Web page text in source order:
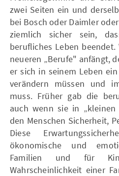
zwei Seiten ein und
bei Bosch oder Daimler
ziemlich sicher sein,
berufliches Leben
neueren „Berufe" anfängt,
er sich in seinem Leben
verändern müssen und
muss. Früher gab die
auch wenn sie in „kleinen
den Menschen Sicherheit,
Diese
ökonomische und
Familien und für
Wahrscheinlichkeit einer